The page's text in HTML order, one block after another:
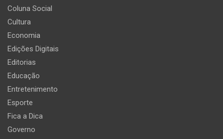
Coluna Social
Cultura
Economia
Edições Digitais
Editorias
Educação
Entretenimento
Esporte
Fica a Dica
Governo